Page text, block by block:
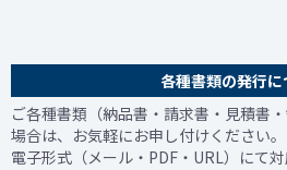
各種書類の発行に
ご各種書類（納品書・請求書・見積書
場合は、お気軽にお申し付けください。
電子形式（メール・PDF・URL）にて対